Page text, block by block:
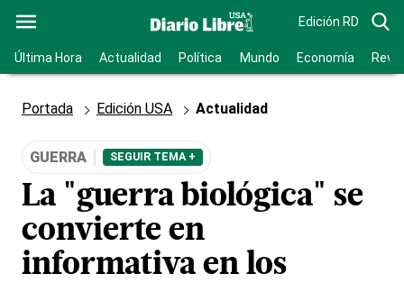
Edición RD
Última Hora Actualidad Política Mundo Economía
Portada Edición USA Actualidad
GUERRA SEGUIR TEMA +
La "guerra biológica" se
convierte en
informativa en los